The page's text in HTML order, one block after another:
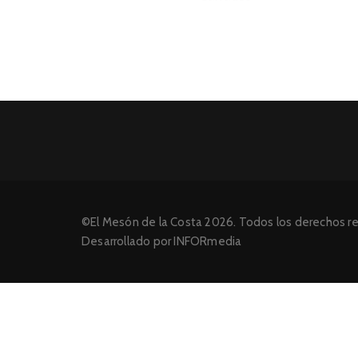
©El Mesón de la Costa 2026. Todos los derechos
Desarrollado por INFORmedia